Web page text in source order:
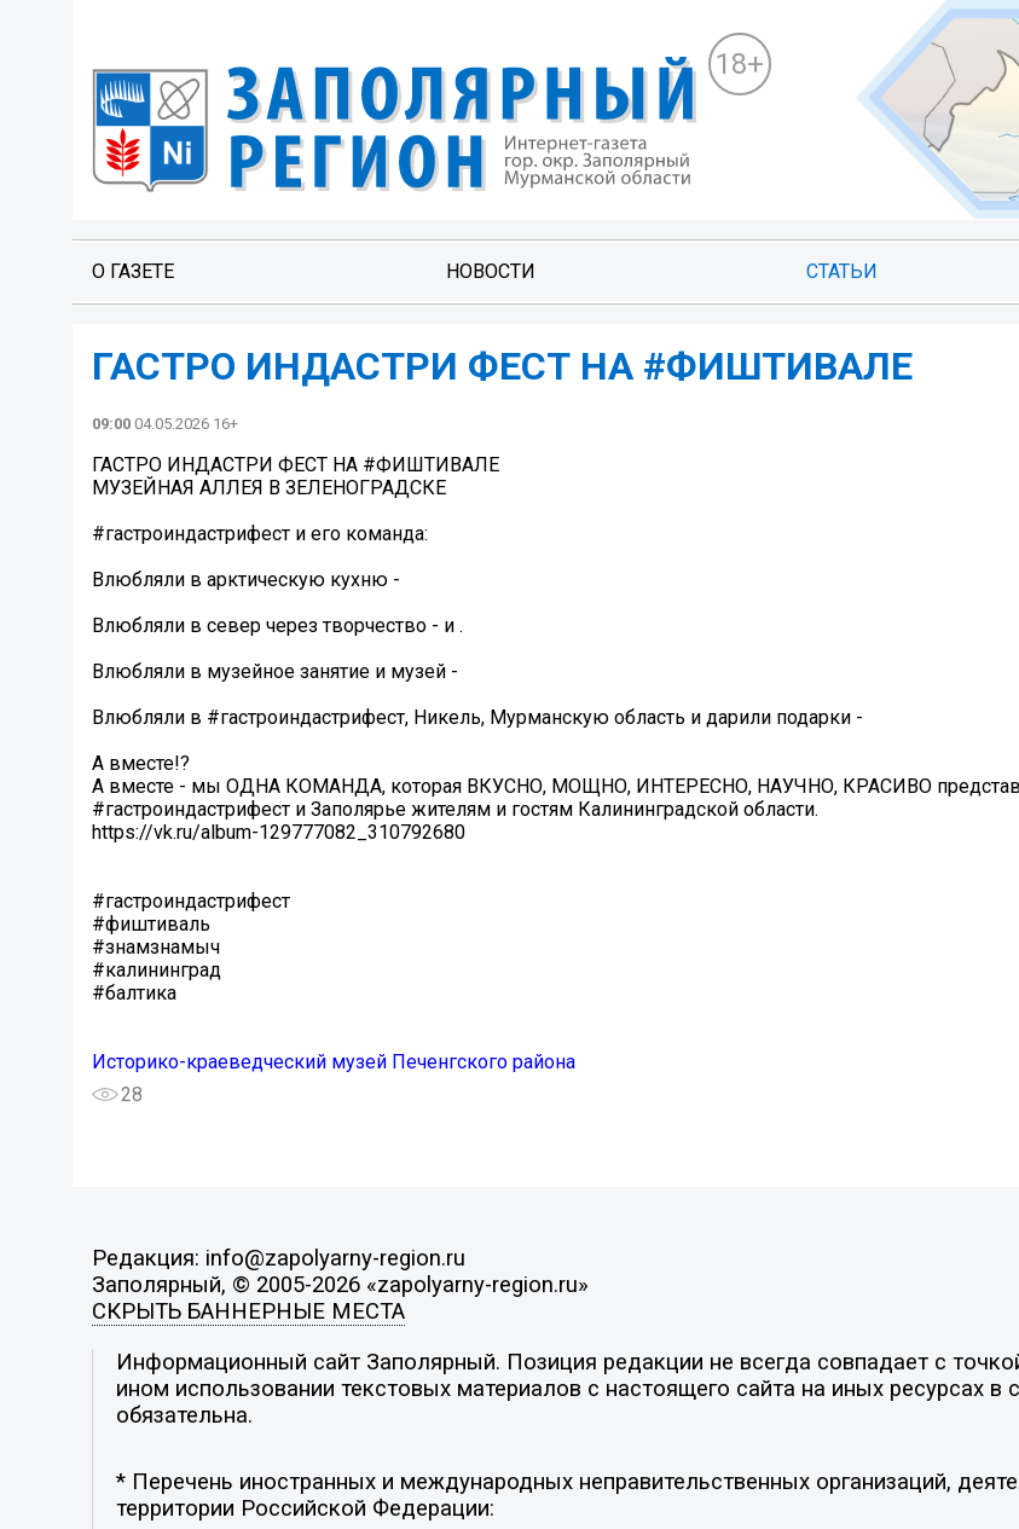
18+
О ГАЗЕТЕ НОВОСТИ СТАТЬИ
ГАСТРО ИНДАСТРИ ФЕСТ НА #ФИШТИВАЛЕ
09:00 04.05.2026 16+
ГАСТРО ИНДАСТРИ ФЕСТ НА #ФИШТИВАЛЕ
МУЗЕЙНАЯ АЛЛЕЯ В ЗЕЛЕНОГРАДСКЕ
#гастроиндастрифест и его команда:
Влюбляли в арктическую кухню -
Влюбляли в север через творчество - и .
Влюбляли в музейное занятие и музей -
Влюбляли в #гастроиндастрифест, Никель, Мурманскую область и дарили подарки -
А вместе!?
А вместе - мы ОДНА КОМАНДА, которая ВКУСНО, МОЩНО, ИНТЕРЕСНО, НАУЧНО, КРАСИВО
#гастроиндастрифест и Заполярье жителям и гостям Калининградской области.
https://vk.ru/album-129777082_310792680
#гастроиндастрифест
#фиштиваль
#знамзнамыч
#калининград
#балтика
Историко-краеведческий музей Печенгского района
28
Редакция: info@zapolyarny-region.ru
Заполярный, © 2005-2026 «zapolyarny-region.ru»
СКРЫТЬ БАННЕРНЫЕ МЕСТА
Информационный сайт Заполярный. Позиция редакции не всегда совпадает с
ином использовании текстовых материалов с настоящего сайта на иных ресурсах в
обязательна.
* Перечень иностранных и международных неправительственных организаций,
территории Российской Федерации: